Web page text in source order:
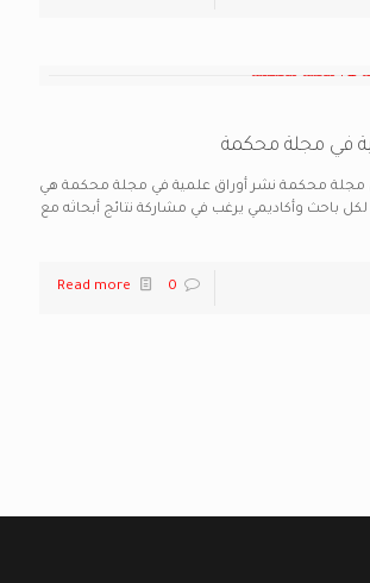
في مجلة محكمة
مجلة محكمة نشر أوراق علمية في مجلة محكمة هي
باحث وأكاديمي يرغب في مشاركة نتائج أبحاثه مع
0
Read more